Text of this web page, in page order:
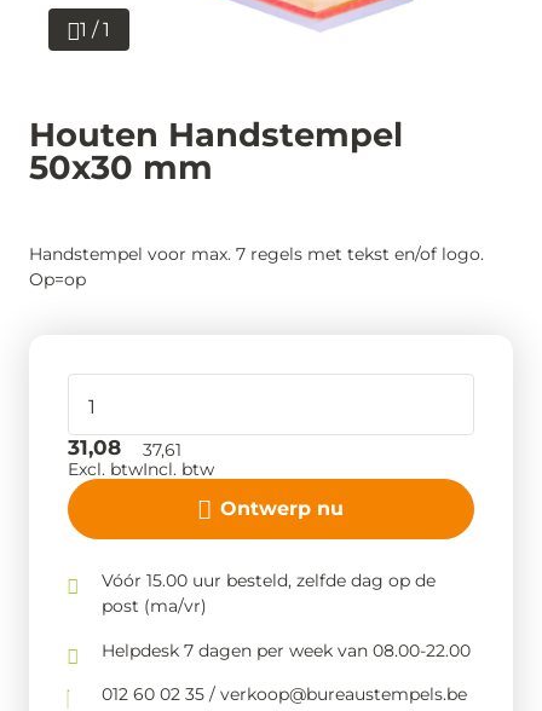
1 / 1
Houten Handstempel
50x30 mm
Handstempel voor max. 7 regels met tekst en/of logo.
Op=op
Ontwerp nu
31,08
Excl. btw
37,61
Incl. btw
Vóór 15.00 uur besteld, zelfde dag op de
post (ma/vr)
Helpdesk 7 dagen per week van 08.00-22.00
012 60 02 35 / verkoop@bureaustempels.be